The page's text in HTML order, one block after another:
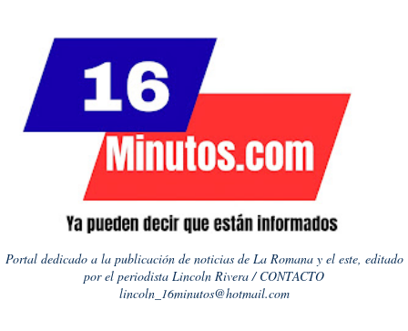
Portal dedicado a la publicación de noticias de La Romana y el este, editado
por el periodista Lincoln Rivera / CONTACTO
lincoln_16minutos@hotmail.com